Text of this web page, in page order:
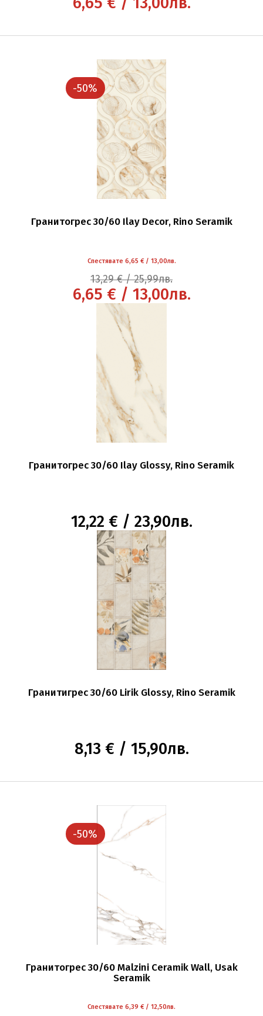
-50%
Гранитогрес 30/60 Ilay Decor, Rino Seramik
Спестявате 6,65 € / 13,00лв.
13,29 € / 25,99лв.
6,65 € / 13,00лв.
Гранитогрес 30/60 Ilay Glossy, Rino Seramik
12,22 € / 23,90лв.
Гранитигрес 30/60 Lirik Glossy, Rino Seramik
8,13 € / 15,90лв.
-50%
Гранитогрес 30/60 Malzini Ceramik Wall, Usak
Seramik
Спестявате 6,39 € / 12,50лв.